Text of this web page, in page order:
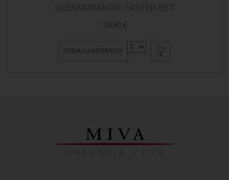
GLENMORANGIE TASTER SET
25,80 €
DODAJ U KOŠARICU